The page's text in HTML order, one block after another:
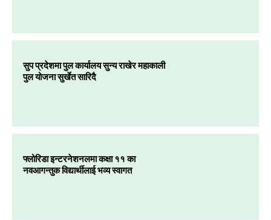
सुप प्रदेशमा पुल कार्यालय सुन्य राखेर महाकाली
पुल योजना सुर्खेत सारिदै
फ्लोरिडा इन्टरनेशनलमा कक्षा ११ का
नवआगन्तुक विद्यार्थीलाई भव्य स्वागत